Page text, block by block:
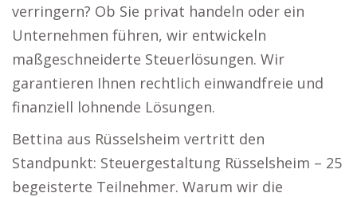
verringern? Ob Sie privat handeln oder ein
Unternehmen führen, wir entwickeln
maßgeschneiderte Steuerlösungen. Wir
garantieren Ihnen rechtlich einwandfreie und
finanziell lohnende Lösungen.
Bettina aus Rüsselsheim vertritt den
Standpunkt: Steuergestaltung Rüsselsheim – 25
begeisterte Teilnehmer. Warum wir die